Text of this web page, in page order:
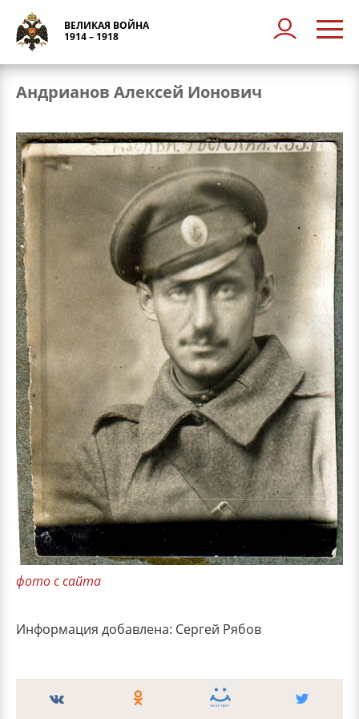
ВЕЛИКАЯ ВОЙНА
1914 – 1918
Андрианов Алексей Ионович
фото с сайта
Информация добавлена: Сергей Рябов